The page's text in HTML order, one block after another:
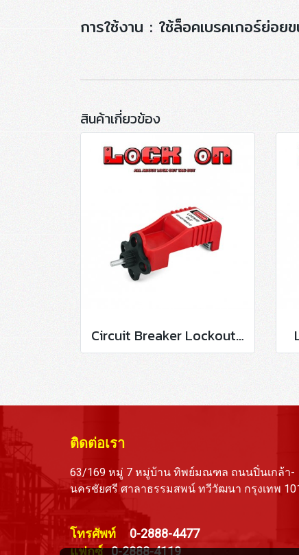
การใช้งาน : ใช้ล็อคเบรคเกอร์ย่อ
สินค้าเกี่ยวข้อง
Circuit Breaker Lockout LO-D100
ติดต่อเรา
63/169 หมู่ 7 หมู่บ้าน ทิพย์มณฑล ถนนปิ่นเกล้า-
นครชัยศรี ศาลาธรรมสพน์ ทวีวัฒนา กรุงเทพ
โทรศัพท์0-2888-4477
แฟกซ์0-2888-4119